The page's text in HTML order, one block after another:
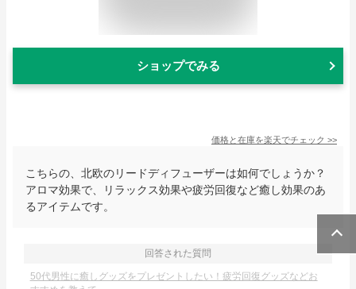
ショップでみる
価格と在庫を楽天でチェック >>
こちらの、北欧のリードディフューザーは如何でしょうか？
アロマ効果で、リラックス効果や疲労回復など癒し効果のあ
るアイテムです。
回答された質問
50代男性に癒しグッズをプレゼントしたい！疲労回復グッズなどお